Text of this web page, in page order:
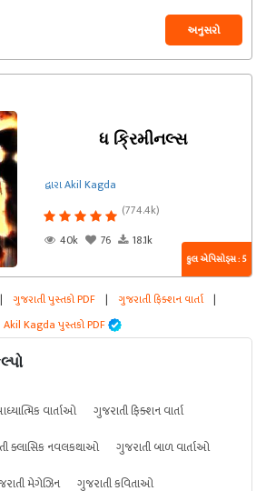
અનુસરો
ધ ક્રિમીનલ્સ
દ્વારા Akil Kagda
(774.4k)
40k
76 18.1k
કુલ એપિસોડ્સ : 5
| ગુજરાતી પુસ્તકો PDF | ગુજરાતી ફિક્શન વાર્તા |
Akil Kagda પુસ્તકો PDF
વાર્તાઓ
ગુજરાતી ફિક્શન વાર્તા
ક્લાસિક નવલકથાઓ
ગુજરાતી બાળ વાર્તાઓ
મેગેઝિન ગુજરાતી કવિતાઓ